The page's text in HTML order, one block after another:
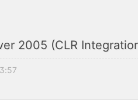
2005 (CLR